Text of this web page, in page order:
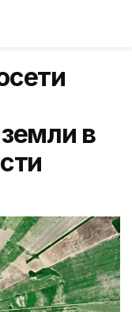
в